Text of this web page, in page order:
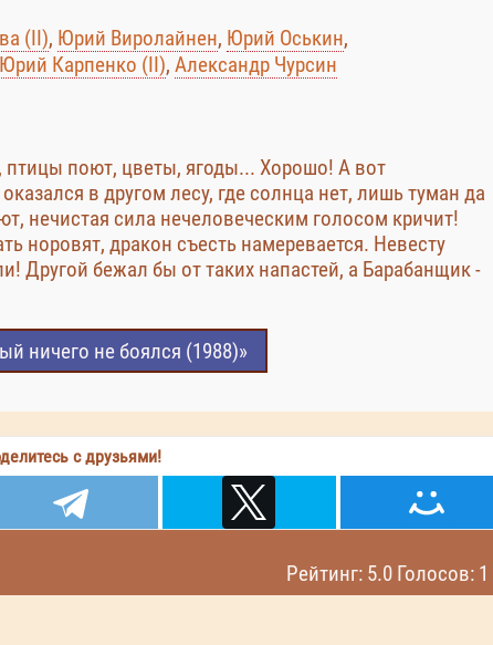
(II), Юрий Виролайнен, Юрий Оськин,
Юрий Карпенко (II), Александр Чурсин
птицы поют, цветы, ягоды... Хорошо! А вот
в другом лесу, где солнца нет, лишь туман да
нечистая сила нечеловеческим голосом кричит!
норовят, дракон съесть намеревается. Невесту
Другой бежал бы от таких напастей, а Барабанщик -
ничего не боялся (1988)»
с друзьями!
Рейтинг: 5.0 Голосов: 1